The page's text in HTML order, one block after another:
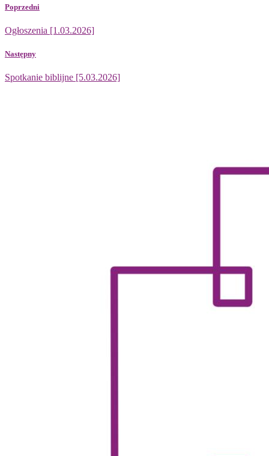
Poprzedni
Ogłoszenia [1.03.2026]
Następny
Spotkanie biblijne [5.03.2026]